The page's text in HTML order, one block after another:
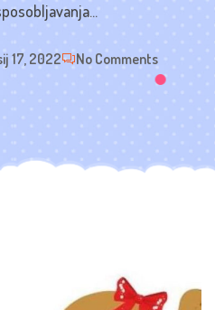
17, 2022 No Comments